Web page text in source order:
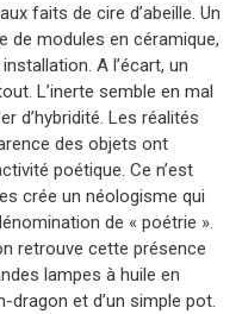
faits de cire d’abeille. Un
de modules en céramique,
A l’écart, un
L’inerte semble en mal
d’hybridité. Les réalités
des objets ont
poétique. Ce n’est
crée un néologisme qui
de « poétrie ».
retrouve cette présence
lampes à huile en
dragon et d’un simple pot.